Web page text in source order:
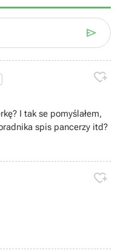


I tak se pomyślałem,
spis pancerzy itd?
